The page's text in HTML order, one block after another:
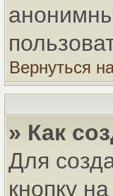
Вернуться
» Как
Для
кнопку